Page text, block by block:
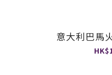
意大利巴馬